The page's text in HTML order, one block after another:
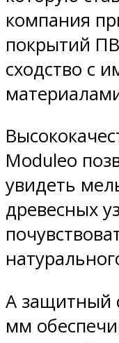
компания
покрытий
сходство с
Moduleo
увидеть
древесных
А защитный
мм